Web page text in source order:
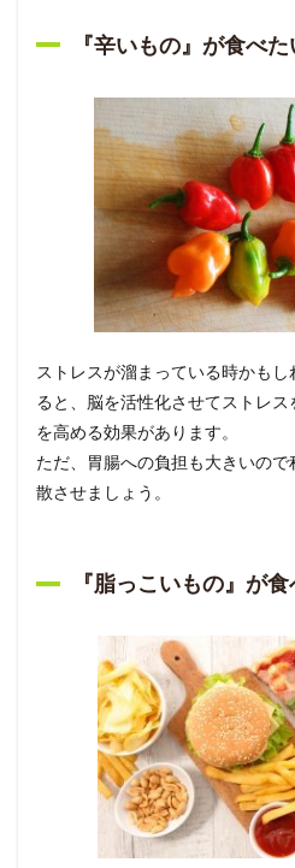
『辛いもの』が食べた
ストレスが溜まっている時かも
ると、脳を活性化させてストレ
を高める効果があります。
ただ、胃腸への負担も大きいの
散させましょう。
『脂っこいもの』が